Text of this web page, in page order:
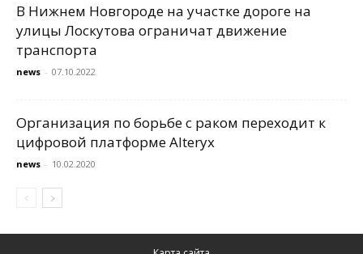
В Нижнем Новгороде на участке дороге на
улицы Лоскутова ограничат движение
транспорта
news - 07.10.2022
Организация по борьбе с раком переходит к
цифровой платформе Alteryx
news - 10.02.2020